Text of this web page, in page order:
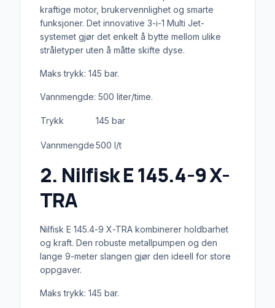
kraftige motor, brukervennlighet og smarte
funksjoner. Det innovative 3-i-1 Multi Jet-
systemet gjør det enkelt å bytte mellom ulike
stråletyper uten å måtte skifte dyse.
Maks trykk: 145 bar.
Vannmengde: 500 liter/time.
Trykk 145 bar
Vannmengde500 l/t
2. Nilfisk E 145.4-9 X-
TRA
Nilfisk E 145.4-9 X-TRA kombinerer holdbarhet
og kraft. Den robuste metallpumpen og den
lange 9-meter slangen gjør den ideell for store
oppgaver.
Maks trykk: 145 bar.